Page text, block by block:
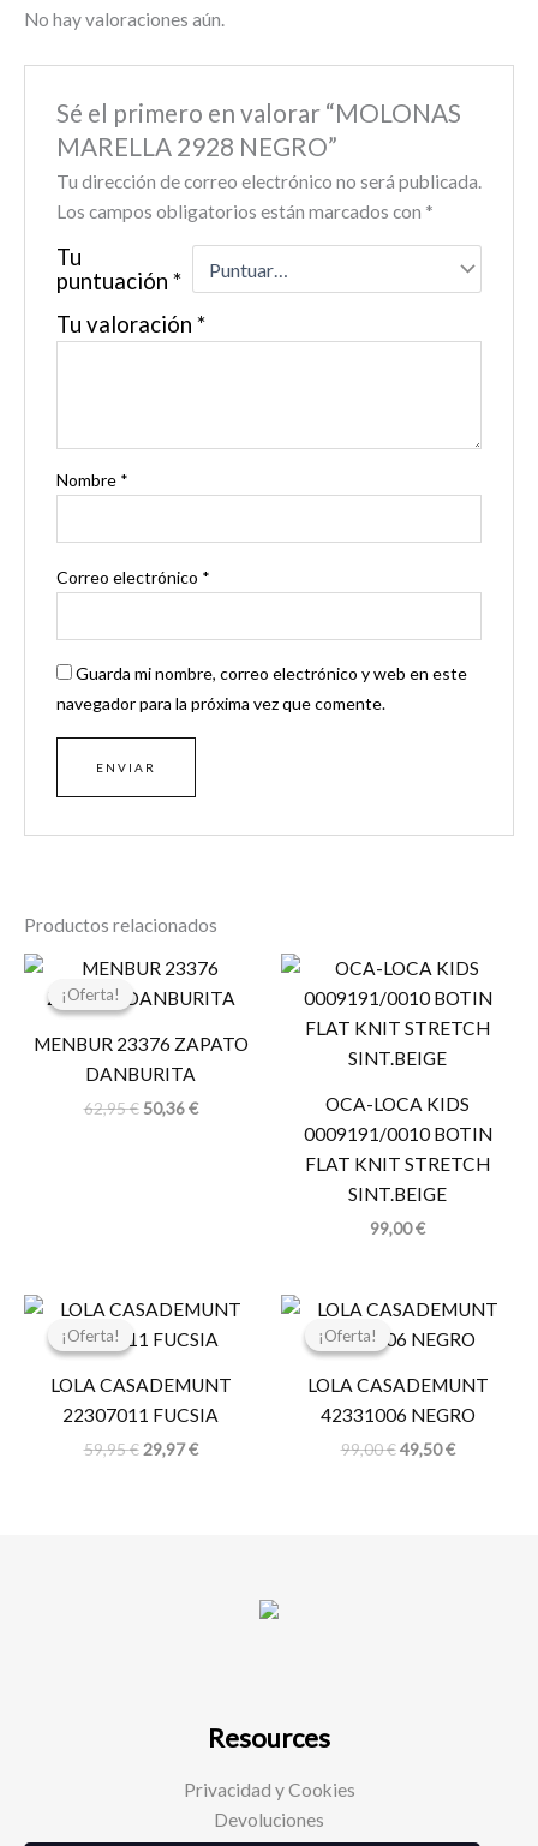
No hay valoraciones aún.
Sé el primero en valorar “MOLONAS
MARELLA 2928 NEGRO”
Tu dirección de correo electrónico no será publicada.
Los campos obligatorios están marcados con *
Tu
puntuación *
Tu valoración *
Nombre *
Correo electrónico *
Guarda mi nombre, correo electrónico y web en este
navegador para la próxima vez que comente.
Productos relacionados
¡Oferta!
¡Oferta!
MENBUR 23376 ZAPATO
DANBURITA
62,95€
El
original
62,95 €.
50,36€
El
actual
50,36 €.
OCA-LOCA KIDS
0009191/0010 BOTIN
FLAT KNIT STRETCH
SINT.BEIGE
99,00€
¡Oferta!
¡Oferta!
LOLA CASADEMUNT
22307011 FUCSIA
59,95€
El
original
59,95 €.
29,97€
El
actual
29,97 €.
¡Oferta!
¡Oferta!
LOLA CASADEMUNT
42331006 NEGRO
99,00€
El
original
99,00 €.
49,50€
El
actual
49,50 €.
Resources
Privacidad y Cookies
Devoluciones